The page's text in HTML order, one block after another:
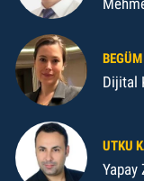
Dijital
UTKU
Yapay